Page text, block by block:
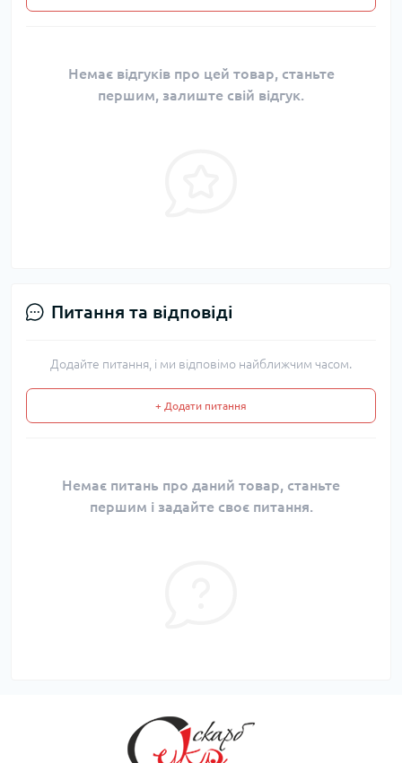
Немає відгуків про цей товар, станьте
першим, залиште свій відгук.
Питання та відповіді
Додайте питання, і ми відповімо найближчим часом.
+ Додати питання
Немає питань про даний товар, станьте
першим і задайте своє питання.